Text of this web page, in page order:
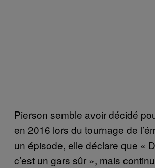
Pierson semble avoir décidé
en 2016 lors du tournage de
un épisode, elle déclare que «
c’est un gars sûr », mais